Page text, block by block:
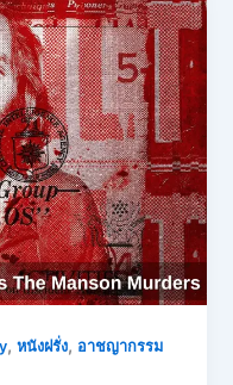
,หนังฝรั่ง, อาชญากรรม